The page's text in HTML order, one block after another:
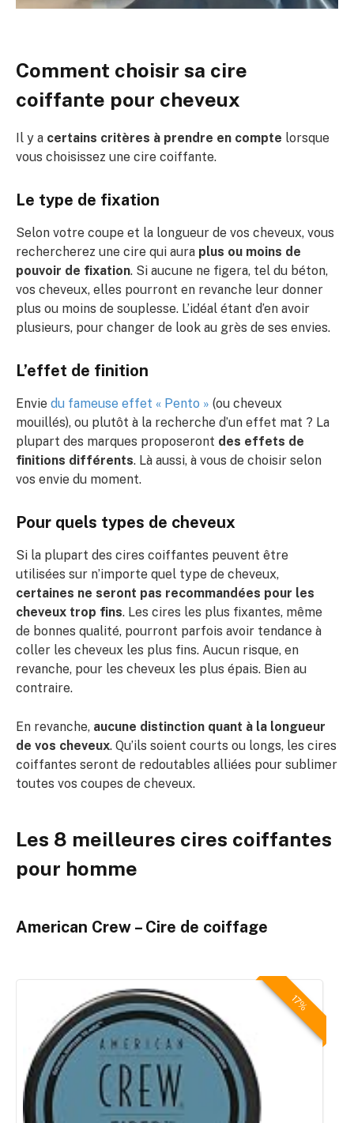
Comment choisir sa cire
coiffante pour cheveux
Il y a certains critères à prendre en compte lorsque
vous choisissez une cire coiffante.
Le type de fixation
Selon votre coupe et la longueur de vos cheveux, vous
rechercherez une cire qui aura plus ou moins de
pouvoir de fixation. Si aucune ne figera, tel du béton,
vos cheveux, elles pourront en revanche leur donner
plus ou moins de souplesse. L’idéal étant d’en avoir
plusieurs, pour changer de look au grès de ses envies.
L’effet de finition
Envie du fameuse effet « Pento » (ou cheveux
mouillés), ou plutôt à la recherche d’un effet mat ? La
plupart des marques proposeront des effets de
finitions différents. Là aussi, à vous de choisir selon
vos envie du moment.
Pour quels types de cheveux
Si la plupart des cires coiffantes peuvent être
utilisées sur n’importe quel type de cheveux,
certaines ne seront pas recommandées pour les
cheveux trop fins. Les cires les plus fixantes, même
de bonnes qualité, pourront parfois avoir tendance à
coller les cheveux les plus fins. Aucun risque, en
revanche, pour les cheveux les plus épais. Bien au
contraire.
En revanche, aucune distinction quant à la longueur
de vos cheveux. Qu’ils soient courts ou longs, les cires
coiffantes seront de redoutables alliées pour sublimer
toutes vos coupes de cheveux.
Les 8 meilleures cires coiffantes
pour homme
American Crew – Cire de coiffage
17%